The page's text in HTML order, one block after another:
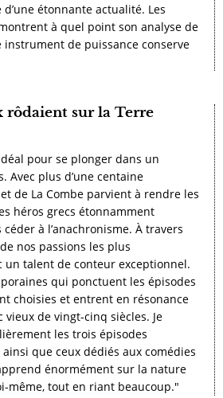
étonnante actualité. Les
à quel point son analyse de
instrument de puissance conserve
rôdaient sur la Terre
pour se plonger dans un
Avec plus d’une centaine
de La Combe parvient à rendre les
héros grecs étonnamment
à l’anachronisme. À travers
nos passions les plus
un talent de conteur exceptionnel.
qui ponctuent les épisodes
choisies et entrent en résonance
vieux de vingt-cinq siècles. Je
les trois épisodes
que ceux dédiés aux comédies
énormément sur la nature
même, tout en riant beaucoup."